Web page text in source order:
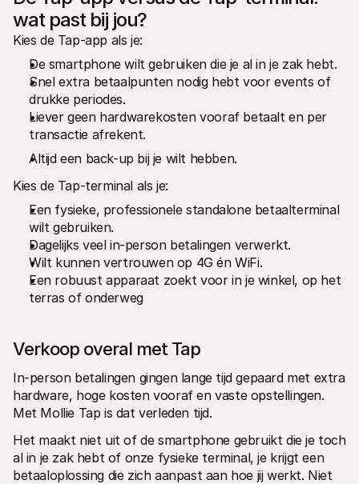
wat past bij jou?
Kies de Tap-app als je:
De smartphone wilt gebruiken die je al in je zak hebt.
Snel extra betaalpunten nodig hebt voor events of
drukke periodes.
Liever geen hardwarekosten vooraf betaalt en per
transactie afrekent.
Altijd een back-up bij je wilt hebben.
Kies de Tap-terminal als je:
Een fysieke, professionele standalone betaalterminal
wilt gebruiken.
Dagelijks veel in-person betalingen verwerkt.
Wilt kunnen vertrouwen op 4G én WiFi.
Een robuust apparaat zoekt voor in je winkel, op het
terras of onderweg
Verkoop overal met Tap
In-person betalingen gingen lange tijd gepaard met extra
hardware, hoge kosten vooraf en vaste opstellingen.
Met Mollie Tap is dat verleden tijd.
Het maakt niet uit of de smartphone gebruikt die je toch
al in je zak hebt of onze fysieke terminal, je krijgt een
betaaloplossing die zich aanpast aan hoe jij werkt. Niet